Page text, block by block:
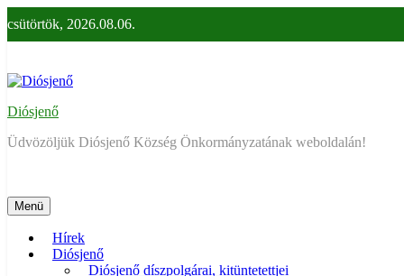
a
tartalomra
csütörtök, 2026.08.06.
Diósjenő
Üdvözöljük Diósjenő Község Önkormányzatának weboldalán!
Menü
Hírek
Diósjenő
Diósjenő díszpolgárai, kitüntetettjei